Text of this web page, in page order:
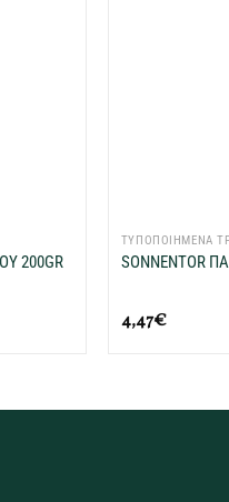
200GR
ΤΥΠΟΠΟΙΗΜΕΝΑ
SONNENTOR
4,47€